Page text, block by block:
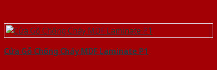
Cửa Gỗ Chống Cháy MDF Laminate P1